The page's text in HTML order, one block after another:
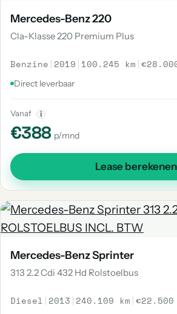
Mercedes-Benz 220
Cla-Klasse 220 Premium Plus
Benzine | 2019 | 100.245 km |
Direct leverbaar
Vanaf i
€388 p/mnd
Lease berekenen
Mercedes-Benz Sprinter
313 2.2 Cdi 432 Hd Rolstoelbus
Diesel | 2013 | 240.109 km |€22.500